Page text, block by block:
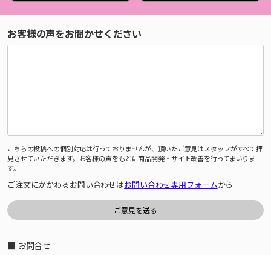
お客様の声をお聞かせください
こちらの投稿への個別対応は行っておりませんが、頂いたご意見はスタッフがすべて拝
見させていただきます。お客様の声をもとに商品開発・サイト改善を行ってまいりま
す。
ご注文にかかわるお問い合わせはお問い合わせ専用フォームから
■ お問合せ